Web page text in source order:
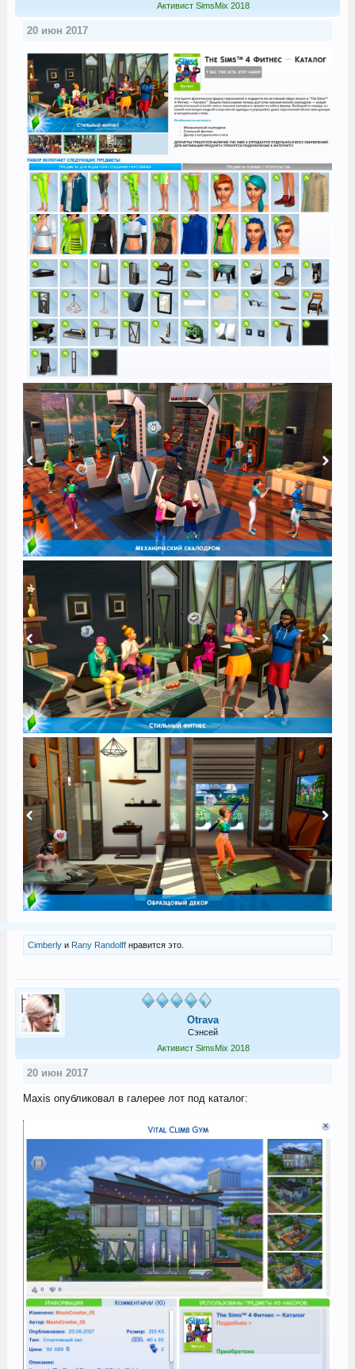
Активист SimsMix 2018
20 июн 2017
Cimberlyи Rany Randolffнравится это.
Otrava
Сэнсей
Активист SimsMix 2018
20 июн 2017
Maxis опубликовал в галерее лот под каталог: